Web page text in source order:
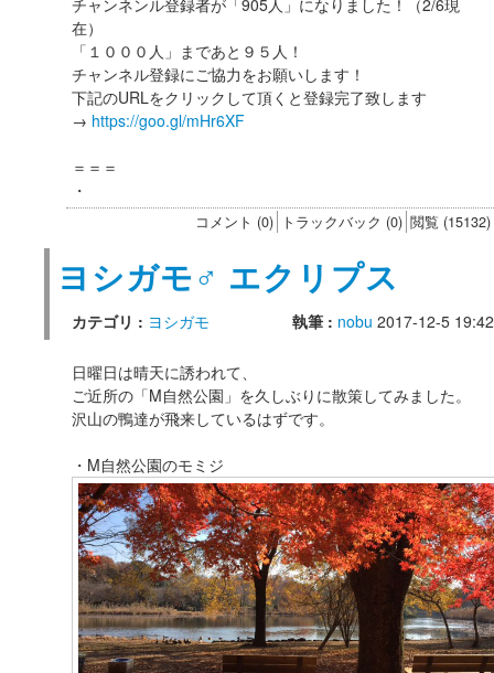
チャンネンル登録者が「905人」になりました！（2/6現
在）
「１０００人」まであと９５人！
チャンネル登録にご協力をお願いします！
下記のURLをクリックして頂くと登録完了致します
→ https://goo.gl/mHr6XF
＝＝＝
・
コメント (0) トラックバック (0) 閲覧 (15132)
ヨシガモ♂ エクリプス
カテゴリ : ヨシガモ 執筆 : nobu 2017-12-5 19:42
日曜日は晴天に誘われて、
ご近所の「M自然公園」を久しぶりに散策してみました。
沢山の鴨達が飛来しているはずです。
・M自然公園のモミジ